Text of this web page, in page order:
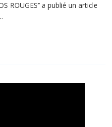
ROUGES’’ a publié un article